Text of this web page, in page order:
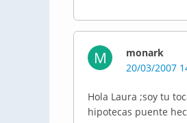
M
monark
20/03/2007
Hola Laura ;soy tu
hipotecas puente